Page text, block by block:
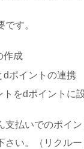
す。
作成
dポイントの連携
トをdポイントに
支払いでのポイ
さい。（リクル